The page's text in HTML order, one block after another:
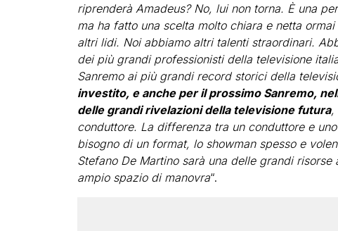
riprenderà Amadeus? No, lui non torna. È una
ma ha fatto una scelta molto chiara e netta
altri lidi. Noi abbiamo altri talenti straordinari.
dei più grandi professionisti della televisione
Sanremo ai più grandi record storici della
investito, e anche per il prossimo Sanremo,
delle grandi rivelazioni della televisione futura,
conduttore. La differenza tra un conduttore e
bisogno di un format, lo showman spesso e
Stefano De Martino sarà una delle grandi
ampio spazio di manovra“.